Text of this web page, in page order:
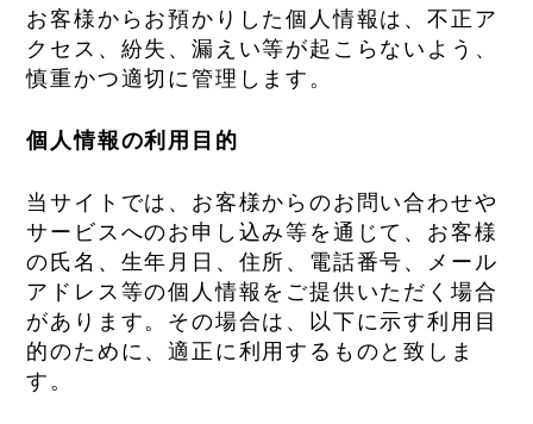
お客様からお預かりした個人情報は、不正ア
クセス、紛失、漏えい等が起こらないよう、
慎重かつ適切に管理します。
個人情報の利用目的
当サイトでは、お客様からのお問い合わせや
サービスへのお申し込み等を通じて、お客様
の氏名、生年月日、住所、電話番号、メール
アドレス等の個人情報をご提供いただく場合
があります。その場合は、以下に示す利用目
的のために、適正に利用するものと致しま
す。